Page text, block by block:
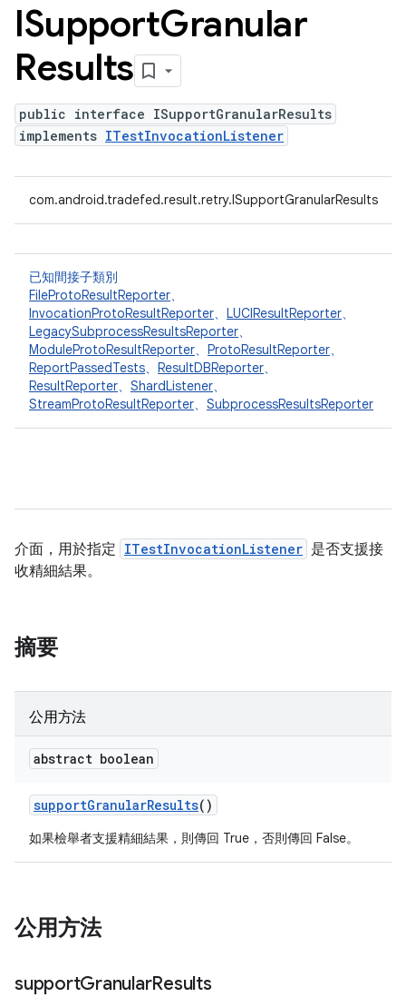
ISupportGranular
Results
public interface ISupportGranularResults
implements ITestInvocationListener
com.android.tradefed.result.retry.ISupportGranularResults
已知間接子類別
FileProtoResultReporter、
InvocationProtoResultReporter、 LUCIResultReporter、
LegacySubprocessResultsReporter、
ModuleProtoResultReporter、 ProtoResultReporter、
ReportPassedTests、 ResultDBReporter、
ResultReporter、 ShardListener、
StreamProtoResultReporter、 SubprocessResultsReporter
介面，用於指定 ITestInvocationListener 是否支援接
收精細結果。
摘要
公用方法
abstract boolean
supportGranularResults()
如果檢舉者支援精細結果，則傳回 True，否則傳回 False。
公用方法
supportGranularResults